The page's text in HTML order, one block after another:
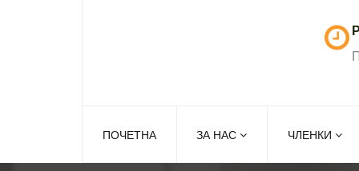
ПОЧЕТНА ЗА НАС ЧЛЕНКИ